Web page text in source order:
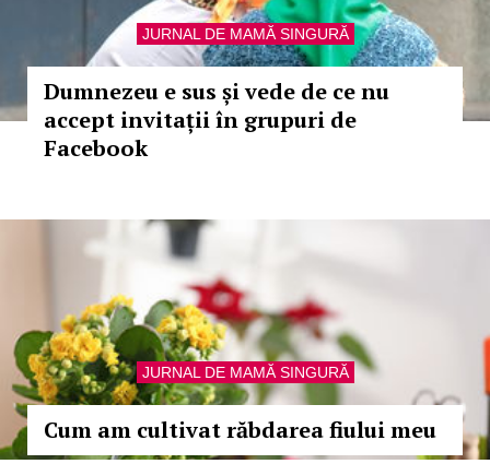
JURNAL DE MAMĂ SINGURĂ
Dumnezeu e sus și vede de ce nu
accept invitații în grupuri de
Facebook
JURNAL DE MAMĂ SINGURĂ
Cum am cultivat răbdarea fiului meu